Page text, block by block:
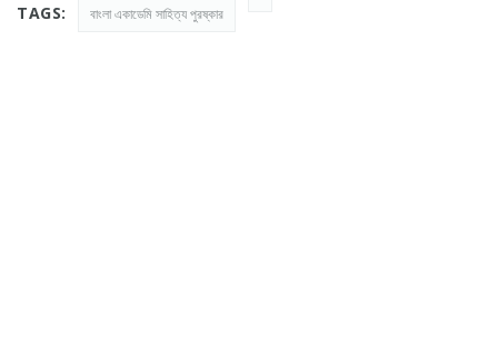
TAGS: বাংলা একাডেমি সাহিত্য পুরষ্কার